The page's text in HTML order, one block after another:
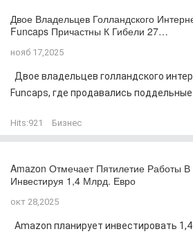
Двое Владельцев Голландского
Funcaps Причастны К Гибели 27…
нояб 17,2025
Двое владельцев голландского
Funcaps, где продавались поддельные
Hits:921 Бизнес
Amazon Отмечает Пятилетие Работы
Инвестируя 1,4 Млрд. Евро
окт 28,2025
Amazon планирует инвестировать